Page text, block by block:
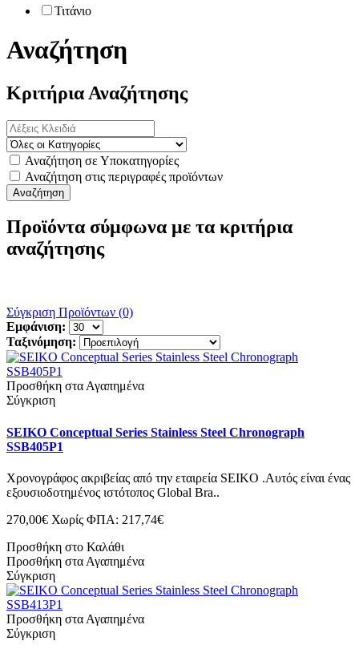
Τιτάνιο
Αναζήτηση
Κριτήρια Αναζήτησης
Αναζήτηση σε Υποκατηγορίες
Αναζήτηση στις περιγραφές προϊόντων
Προϊόντα σύμφωνα με τα κριτήρια
αναζήτησης
Σύγκριση Προϊόντων (0)
Εμφάνιση:
Ταξινόμηση:
Προσθήκη στα Αγαπημένα
Σύγκριση
SEIKO Conceptual Series Stainless Steel Chronograph
SSB405P1
Χρονογράφος ακριβείας από την εταιρεία SEIKO .Αυτός είναι ένας
εξουσιοδοτημένος ιστότοπος Global Bra..
270,00€ Χωρίς ΦΠΑ: 217,74€
Προσθήκη στο Καλάθι
Προσθήκη στα Αγαπημένα
Σύγκριση
Προσθήκη στα Αγαπημένα
Σύγκριση